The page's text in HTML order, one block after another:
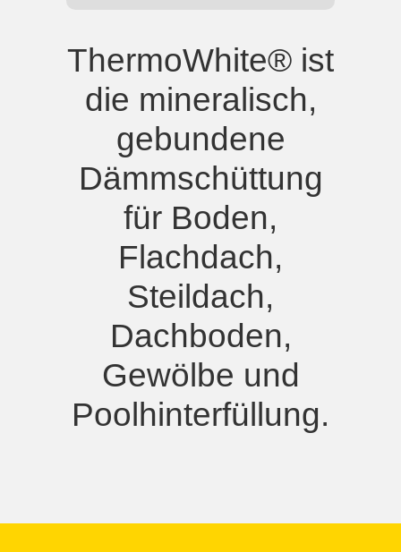
ThermoWhite® ist
die mineralisch,
gebundene
Dämmschüttung
für Boden,
Flachdach,
Steildach,
Dachboden,
Gewölbe und
Poolhinterfüllung.